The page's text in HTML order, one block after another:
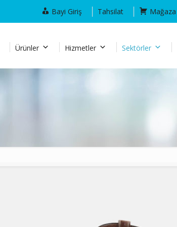
Bayi Giriş Tahsilat Mağaza
Ürünler Hizmetler Sektörler